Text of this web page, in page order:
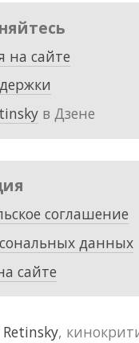
на сайте
в Дзене
соглашение
данных
сайте
Retinsky,